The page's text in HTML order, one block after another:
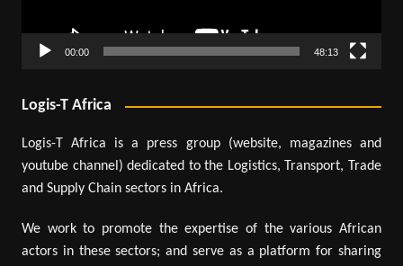
00:00 48:13
Logis-T Africa
Logis-T Africa is a press group (website, magazines and
youtube channel) dedicated to the Logistics, Transport, Trade
and Supply Chain sectors in Africa.
We work to promote the expertise of the various African
actors in these sectors; and serve as a platform for sharing